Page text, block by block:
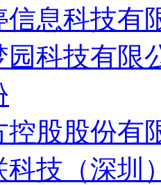
信息科技有
园科技有限
控股股份有
科技（深圳